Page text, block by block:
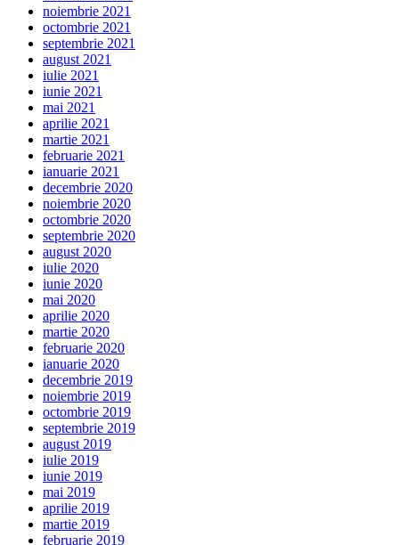
noiembrie 2021
octombrie 2021
septembrie 2021
august 2021
iulie 2021
iunie 2021
mai 2021
aprilie 2021
martie 2021
februarie 2021
ianuarie 2021
decembrie 2020
noiembrie 2020
octombrie 2020
septembrie 2020
august 2020
iulie 2020
iunie 2020
mai 2020
aprilie 2020
martie 2020
februarie 2020
ianuarie 2020
decembrie 2019
noiembrie 2019
octombrie 2019
septembrie 2019
august 2019
iulie 2019
iunie 2019
mai 2019
aprilie 2019
martie 2019
februarie 2019